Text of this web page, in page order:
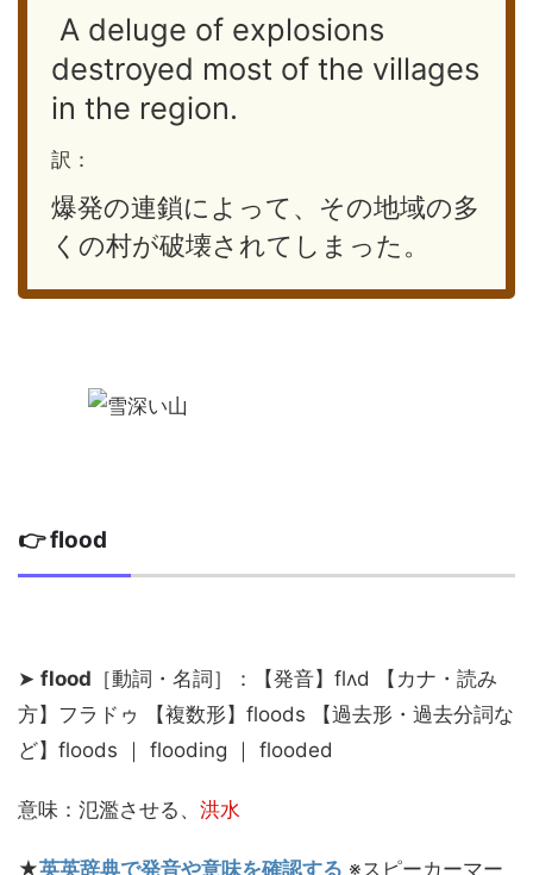
A deluge of explosions
destroyed most of the villages
in the region.
訳：
爆発の連鎖によって、その地域の多
くの村が破壊されてしまった。
👉 flood
➤ flood ［動詞・名詞］：【発音】flʌd 【カナ・読み
方】フラドゥ 【複数形】floods 【過去形・過去分詞な
ど】floods ｜ flooding ｜ flooded
意味：氾濫させる、 洪水
★英英辞典で発音や意味を確認する ※スピーカーマー